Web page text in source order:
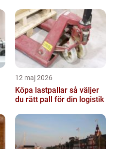
12 maj 2026
Köpa lastpallar så väljer
du rätt pall för din logistik